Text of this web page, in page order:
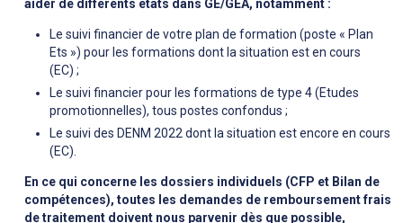
aider de différents états dans GE/GEA, notamment :
Le suivi financier de votre plan de formation (poste « Plan
Ets ») pour les formations dont la situation est en cours
(EC) ;
Le suivi financier pour les formations de type 4 (Etudes
promotionnelles), tous postes confondus ;
Le suivi des DENM 2022 dont la situation est encore en cours
(EC).
En ce qui concerne les dossiers individuels (CFP et Bilan de
compétences), toutes les demandes de remboursement frais
de traitement doivent nous parvenir dès que possible,